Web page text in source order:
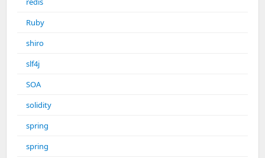
Ruby
shiro
slf4j
SOA
solidity
spring
spring